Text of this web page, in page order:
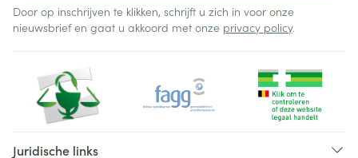
Door op inschrijven te klikken, schrijft u zich in voor onze
nieuwsbrief en gaat u akkoord met onze privacy policy.
Juridische links